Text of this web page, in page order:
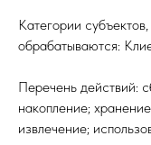
Категории
обрабатываются:
Перечень действий:
накопление;
извлечение;